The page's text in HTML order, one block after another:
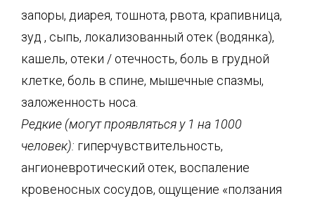
запоры, диарея, тошнота, рвота, крапивница,
зуд , сыпь, локализованный отек (водянка),
кашель, отеки / отечность, боль в грудной
клетке, боль в спине, мышечные спазмы,
заложенность носа.
Редкие (могут проявляться у 1 на 1000
человек): гиперчувствительность,
ангионевротический отек, воспаление
кровеносных сосудов, ощущение «ползания